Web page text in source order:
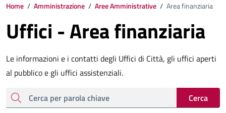
Home / Amministrazione / Aree Amministrative / Area finanziaria
Uffici - Area finanziaria
Le informazioni e i contatti degli Uffici di Città, gli uffici aperti
al pubblico e gli uffici assistenziali.
cerca
Cerca